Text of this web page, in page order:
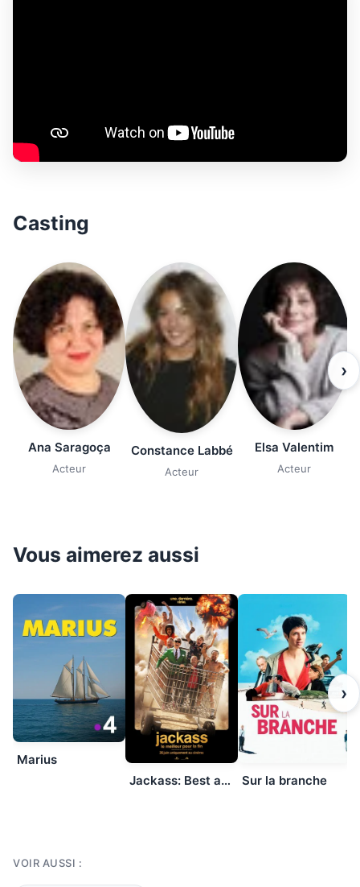
Casting
Ana Saragoça
Acteur
Constance Labbé
Acteur
Elsa Valentim
Acteur
›
Vous aimerez aussi
Marius
Jackass: Best and Last
Sur la branche
›
VOIR AUSSI :